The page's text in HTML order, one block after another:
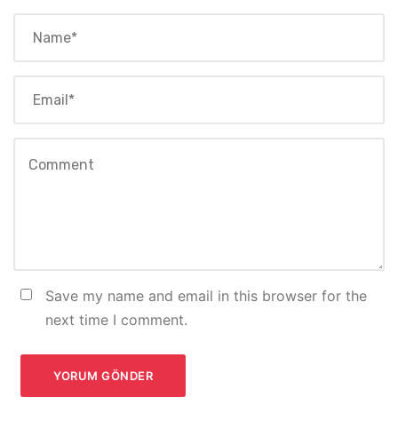
Save my name and email in this browser for the
next time I comment.